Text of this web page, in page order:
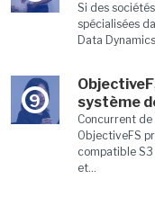
Si des
spécialisées
Data
9
système
Concurrent de
ObjectiveFS
compatible
et...